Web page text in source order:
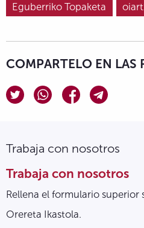
Eguberriko Topaketa
COMPARTELO EN LAS
Trabaja con nosotros
Trabaja con nosotros
Rellena el formulario superior
Orereta Ikastola.